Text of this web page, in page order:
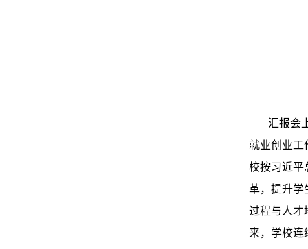
汇报会
就业创业工
校按习近平
革，提升学
过程与人才
来，学校连